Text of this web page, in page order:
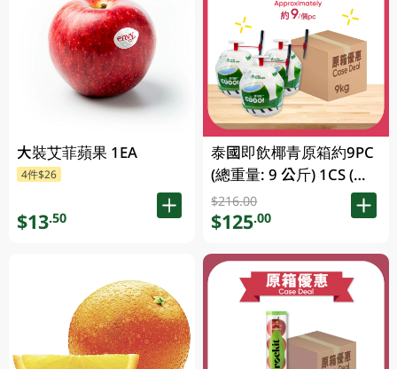
大裝艾菲蘋果 1EA
4件$26
$13.50
泰國即飲椰青原箱約9PC
(總重量: 9 公斤) 1CS (包
裝及品牌隨機發放)
$216.00
$125.00